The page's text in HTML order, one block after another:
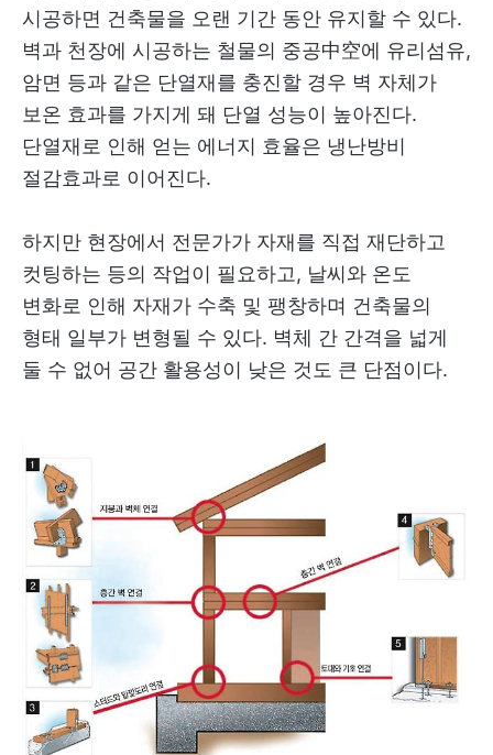
시공하면 건축물을 오랜 기간 동안 유지할 수 있다.
벽과 천장에 시공하는 철물의 중공中空에 유리섬유,
암면 등과 같은 단열재를 충진할 경우 벽 자체가
보온 효과를 가지게 돼 단열 성능이 높아진다.
단열재로 인해 얻는 에너지 효율은 냉난방비
절감효과로 이어진다.
하지만 현장에서 전문가가 자재를 직접 재단하고
컷팅하는 등의 작업이 필요하고, 날씨와 온도
변화로 인해 자재가 수축 및 팽창하며 건축물의
형태 일부가 변형될 수 있다. 벽체 간 간격을 넓게
둘 수 없어 공간 활용성이 낮은 것도 큰 단점이다.